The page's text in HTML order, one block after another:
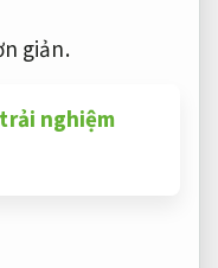
giản.
nghiệm